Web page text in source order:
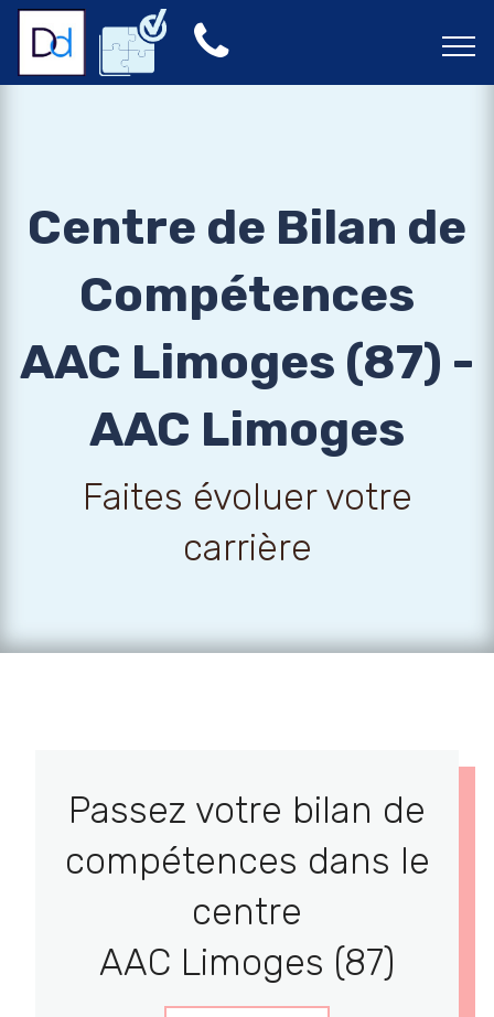
Centre de Bilan de
Compétences
AAC Limoges (87) -
AAC Limoges
Faites évoluer votre
carrière
Passez votre bilan de
compétences dans le
centre
AAC Limoges (87)